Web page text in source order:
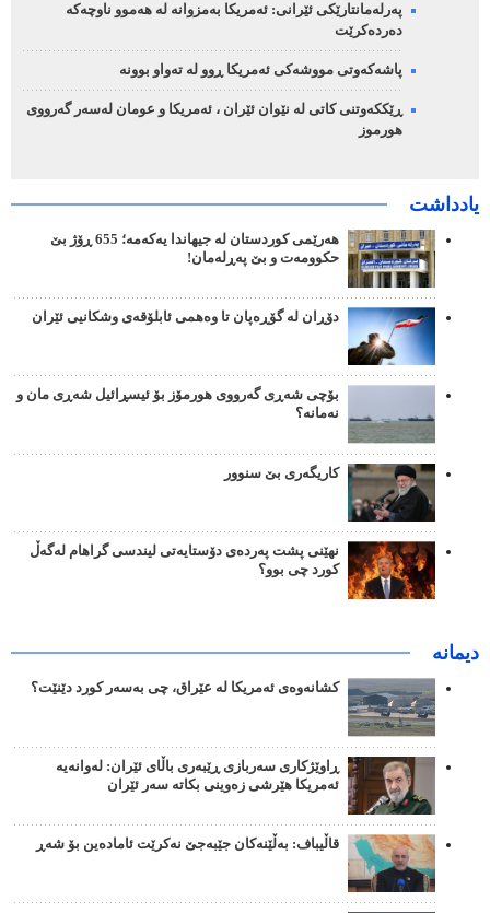
پەرلەمانتارێکی ئێرانی: ئەمریکا بەمزوانە لە هەموو ناوچەکە
دەردەکرێت
پاشەکەوتی مووشەکی ئەمریکا ڕوو لە تەواو بوونە
ڕێککەوتنی کاتی لە نێوان ئێران ، ئەمریکا و عومان لەسەر گەرووی
هورموز
یادداشت
هەرێمی کوردستان لە جیهاندا یەکەمە؛ 655 ڕۆژ بێ
حکوومەت و بێ پەڕلەمان!
دۆڕان لە گۆڕەپان تا وەهمی ئابلۆقەی وشکانیی ئێران
بۆچی شەڕی گەرووی هورمۆز بۆ ئیسڕائیل شەڕی مان و
نەمانە؟
کاریگەری بێ سنوور
نهێنی پشت پەردەی دۆستایەتی لیندسی گراهام لەگەڵ
کورد چی بوو؟
دیمانە
کشانەوەی ئەمریکا لە عێراق، چی بەسەر کورد دێنێت؟
ڕاوێژکاری سەربازی ڕێبەری باڵای ئێران: لەوانەیە
ئەمریکا هێرشی زەوینی بکاتە سەر ئێران
قاڵیباف: بەڵێنەکان جێبەجێ نەکرێت ئامادەین بۆ شەڕ